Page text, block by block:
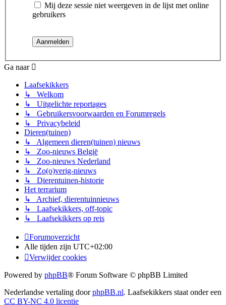
Mij deze sessie niet weergeven in de lijst met online
gebruikers
Ga naar
Laafsekikkers
↳ Welkom
↳ Uitgelichte reportages
↳ Gebruikersvoorwaarden en Forumregels
↳ Privacybeleid
Dieren(tuinen)
↳ Algemeen dieren(tuinen) nieuws
↳ Zoo-nieuws België
↳ Zoo-nieuws Nederland
↳ Zo(o)verig-nieuws
↳ Dierentuinen-historie
Het terrarium
↳ Archief, dierentuinnieuws
↳ Laafsekikkers, off-topic
↳ Laafsekikkers op reis
Forumoverzicht
Alle tijden zijn UTC+02:00
Verwijder cookies
Powered by phpBB® Forum Software © phpBB Limited
Nederlandse vertaling doorphpBB.nl. Laafsekikkers staat onder een
CC BY-NC 4.0 licentie